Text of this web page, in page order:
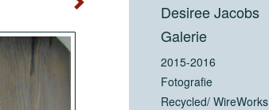
Desiree Jacobs
Galerie
2015-2016
Fotografie
Recycled/ WireWorks